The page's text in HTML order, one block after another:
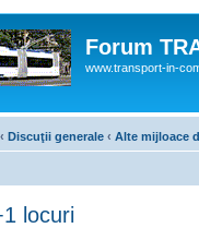
Forum
www.transport-in-
‹ Discuţii generale ‹ Alte mijloace
locuri